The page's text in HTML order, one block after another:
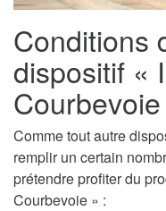
Conditions
dispositif «
Comme tout autre
remplir un certain
prétendre profiter du
Courbevoie » :